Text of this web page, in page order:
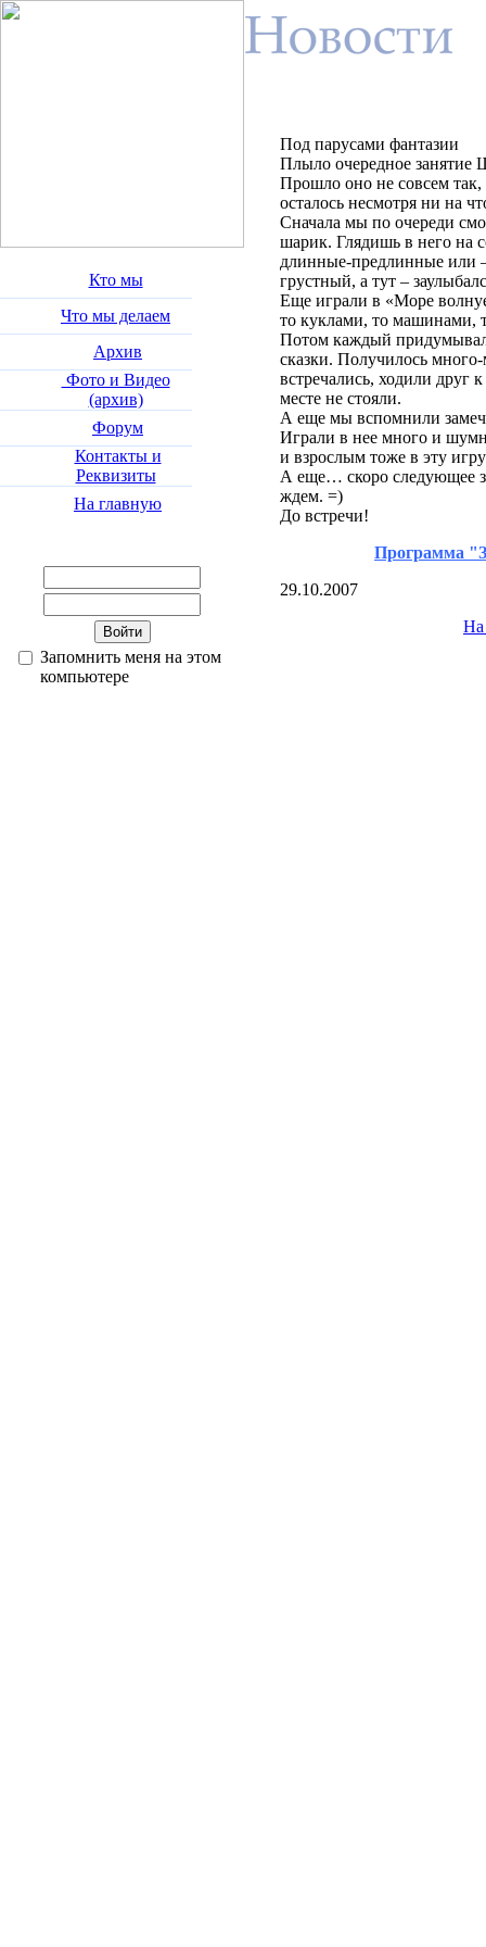
Кто мы
Что мы делаем
Архив
Фото и Видео
(архив)
Форум
Контакты и
Реквизиты
На главную
Запомнить меня на этом
компьютере
Под парусами фантазии
Плыло очередное
Прошло оно не совсем
осталось несмотря ни на
Сначала мы по очереди
шарик. Глядишь в него на
длинные-предлинные или
грустный, а тут –
Еще играли в «Море
то куклами, то машинами,
Потом каждый
сказки. Получилось
встречались, ходили друг
месте не стояли.
А еще мы вспомнили
Играли в нее много и
и взрослым тоже в эту
А еще… скоро следующее
ждем. =)
До встречи!
Программа
29.10.2007
На